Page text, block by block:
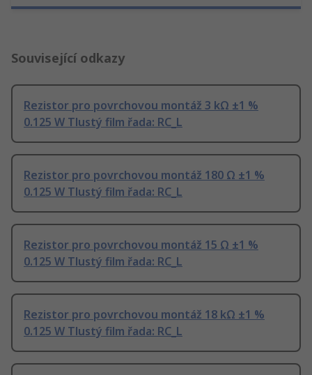
Související odkazy
Rezistor pro povrchovou montáž 3 kΩ ±1 %
0.125 W Tlustý film řada: RC_L
Rezistor pro povrchovou montáž 180 Ω ±1 %
0.125 W Tlustý film řada: RC_L
Rezistor pro povrchovou montáž 15 Ω ±1 %
0.125 W Tlustý film řada: RC_L
Rezistor pro povrchovou montáž 18 kΩ ±1 %
0.125 W Tlustý film řada: RC_L